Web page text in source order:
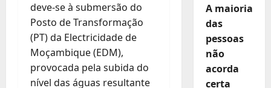
deve-se à submersão do
Posto de Transformação
(PT) da Electricidade de
Moçambique (EDM),
provocada pela subida do
nível das águas resultante
A maioria
das
pessoas
não
acorda
certa